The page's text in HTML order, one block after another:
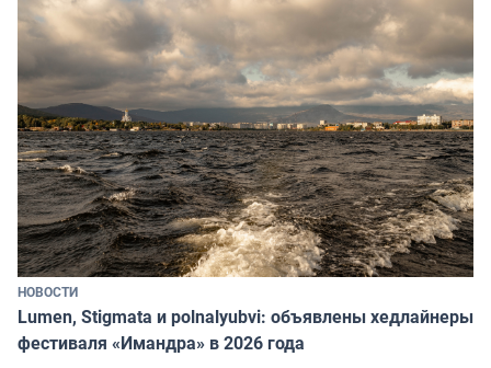
НОВОСТИ
Lumen, Stigmata и polnalyubvi: объявлены хедлайнеры
фестиваля «Имандра» в 2026 года